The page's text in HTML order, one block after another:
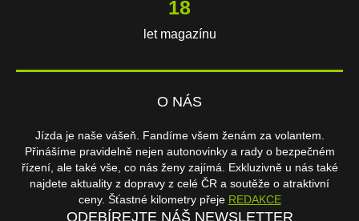
18
let magazínu
O NÁS
Jízda je naše vášeň. Fandíme všem ženám za volantem.
Přinášíme pravidelně nejen autonovinky a rady o bezpečném
řízení, ale také vše, co nás ženy zajímá. Exkluzivně u nás také
najdete aktuality z dopravy z celé ČR a soutěže o atraktivní
ceny. Šťastné kilometry přeje REDAKCE
ODEBÍREJTE NÁŠ NEWSLETTER